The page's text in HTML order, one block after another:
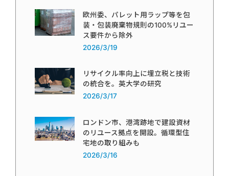
欧州委、パレット用ラップ等を包
装・包装廃棄物規則の100%リユー
ス要件から除外
2026/3/19
リサイクル率向上に埋立税と技術
の統合を。英大学の研究
2026/3/17
ロンドン市、港湾跡地で建設資材
のリユース拠点を開設。循環型住
宅地の取り組みも
2026/3/16